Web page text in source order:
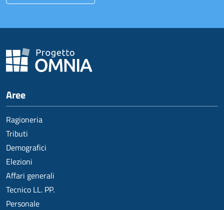
Aree
Ragioneria
Tributi
Demografici
Elezioni
Affari generali
Tecnico LL. PP.
Personale